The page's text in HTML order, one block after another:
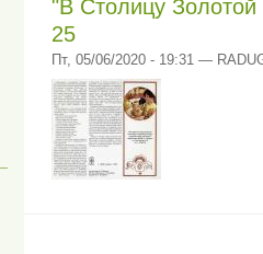
"В Столицу
25
Пт, 05/06/2020 - 19:31 —